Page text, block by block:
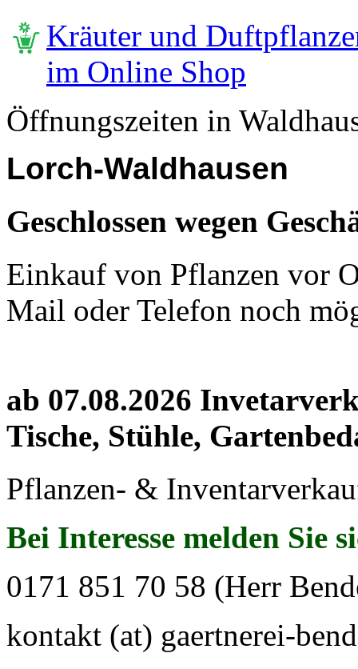
Kräuter und
im Online Shop
Öffnungszeiten in
Lorch-Waldhausen
Geschlossen wegen
Einkauf von Pflanzen vor
Mail oder Telefon noch
ab 07.08.2026
Tische, Stühle,
Pflanzen- &
Bei Interesse melden Sie
0171 851 70 58 (Herr
kontakt (at) gaertnerei-